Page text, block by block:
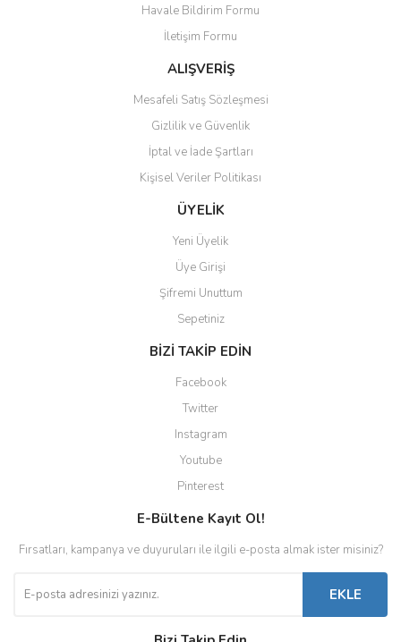
Ürün açıklamasında eksik bilgiler bulunuyor.
Ürün bilgilerinde hatalar bulunuyor.
Ürün fiyatı diğer sitelerden daha pahalı.
Gönder
Havale Bildirim Formu
İletişim Formu
ALIŞVERİŞ
Mesafeli Satış Sözleşmesi
Gizlilik ve Güvenlik
İptal ve İade Şartları
Kişisel Veriler Politikası
ÜYELİK
Yeni Üyelik
Üye Girişi
Şifremi Unuttum
Sepetiniz
BİZİ TAKİP EDİN
Facebook
Twitter
Instagram
Youtube
Pinterest
E-Bültene Kayıt Ol!
Fırsatları, kampanya ve duyuruları ile ilgili e-posta almak ister misiniz?
EKLE